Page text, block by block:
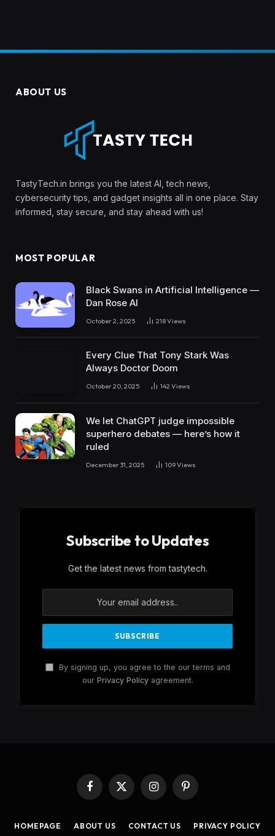
ABOUT US
TastyTech.in brings you the latest AI, tech news,
cybersecurity tips, and gadget insights all in one place. Stay
informed, stay secure, and stay ahead with us!
MOST POPULAR
Black Swans in Artificial Intelligence —
Dan Rose AI
October 2, 2025 218Views
Every Clue That Tony Stark Was
Always Doctor Doom
October 20, 2025 142 Views
We let ChatGPT judge impossible
superhero debates — here’s how it
ruled
December 31, 2025 109Views
Subscribe to Updates
Get the latest news from tastytech.
By signing up, you agree to the our terms and
our Privacy Policyagreement.
Facebook
X
(Twitter)
InstagramPinterest
HOMEPAGE ABOUT US CONTACT US PRIVACY POLICY